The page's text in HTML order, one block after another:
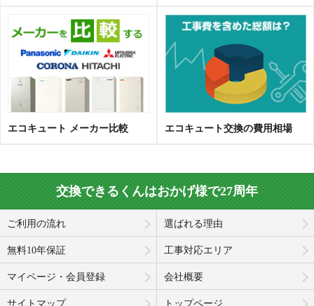
エコキュート メーカー比較 エコキュート交換の費用相場
交換できるくんはおかげ様で27周年
ご利用の流れ 選ばれる理由
無料10年保証 工事対応エリア
マイページ・会員登録 会社概要
サイトマップ トップページ